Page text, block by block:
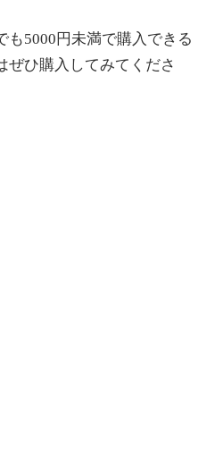
も5000円未満で購入できる
ぜひ購入してみてくださ